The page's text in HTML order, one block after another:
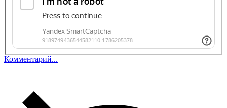
Комментарий...